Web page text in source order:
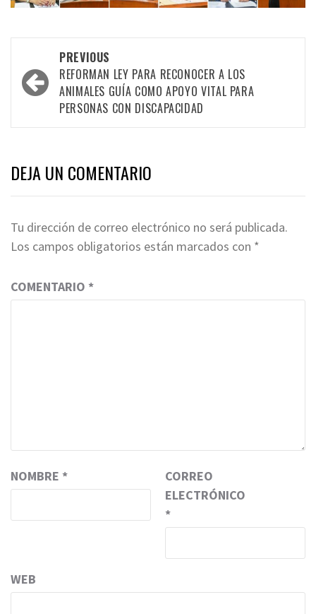
navigation
PREVIOUS
REFORMAN LEY PARA RECONOCER A LOS
ANIMALES GUÍA COMO APOYO VITAL PARA
PERSONAS CON DISCAPACIDAD
DEJA UN COMENTARIO
Tu dirección de correo electrónico no será publicada.
Los campos obligatorios están marcados con *
COMENTARIO *
NOMBRE *
CORREO
ELECTRÓNICO
*
WEB